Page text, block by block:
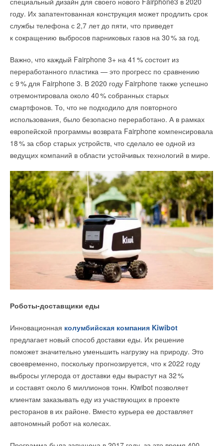
году. Их запатентованная конструкция может продлить срок
службы телефона с 2,7 лет до пяти, что приведет
к сокращению выбросов парниковых газов на 30% за год.
Важно, что каждый Fairphone 3+ на 41% состоит из
переработанного пластика — это прогресс по сравнению
с 9% для Fairphone 3. В 2020 году Fairphone также успешно
отремонтировала около 40% собранных старых
смартфонов. То, что не подходило для повторного
использования, было безопасно переработано. А в рамках
европейской программы возврата Fairphone компенсировала
18% за сбор старых устройств, что сделало ее одной из
ведущих компаний в области устойчивых технологий в мире.
Роботы-доставщики еды
Инновационная колумбийская компания Kiwibot
предлагает новый способ доставки еды. Их решение
поможет значительно уменьшить нагрузку на природу. Это
своевременно, поскольку прогнозируется, что к 2022 году
выбросы углерода от доставки еды вырастут на 32%
и составят около 6 миллионов тонн. Kiwibot позволяет
клиентам заказывать еду из участвующих в проекте
ресторанов в их районе. Вместо курьера ее доставляет
автономный робот на колесах.